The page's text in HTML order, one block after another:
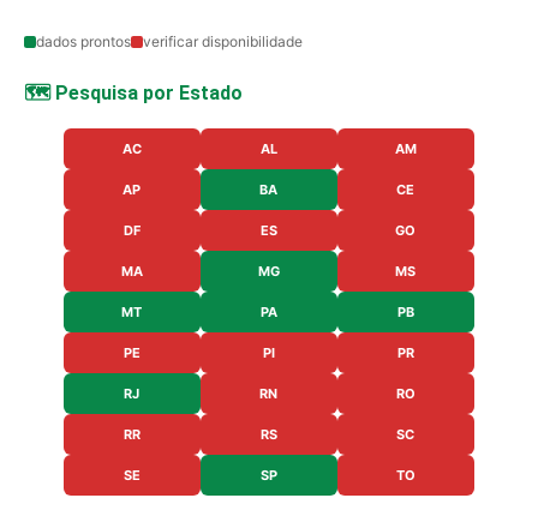
dados prontos verificar disponibilidade
🗺️ Pesquisa por Estado
AC AL AM
AP BA CE
DF ES GO
MA MG MS
MT PA PB
PE PI PR
RJ RN RO
RR RS SC
SE SP TO